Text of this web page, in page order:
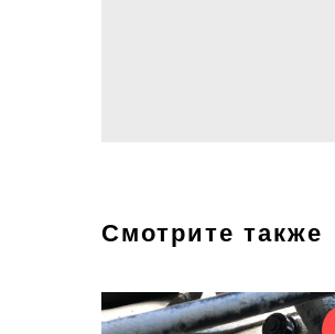
Смотрите также